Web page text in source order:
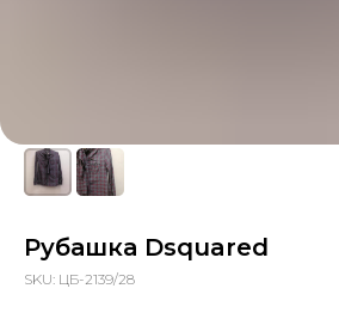
Рубашка Dsquared
SKU: ЦБ-2139/28